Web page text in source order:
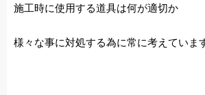
施工時に使用する道具は何が適切か
様々な事に対処する為に常に考えています